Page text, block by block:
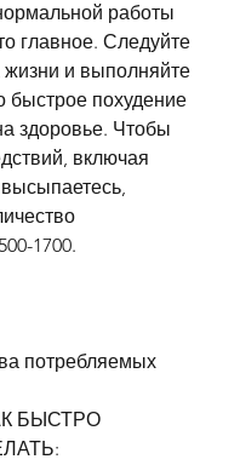
работы
главное. Следуйте
жизни и выполняйте
быстрое похудение
здоровье. Чтобы
включая
1700.
потребляемых
БЫСТРО